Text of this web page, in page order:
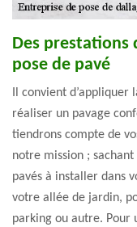
Des prestations
pose de pavé
Il convient d’appliquer
réaliser un pavage
tiendrons compte de
notre mission ;
pavés à installer dans
votre allée de jardin,
parking ou autre. Pour